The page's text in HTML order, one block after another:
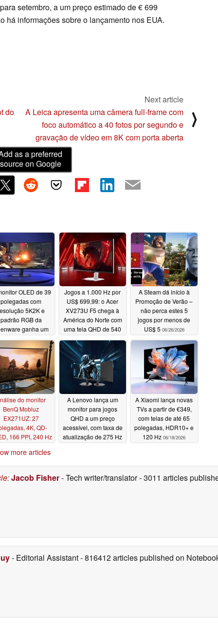
setembro, a um preço estimado de € 699
há informações sobre o lançamento nos EUA.
do
Next article
A Leica apresenta uma câmera full-frame com
foco automático a 40 fotos por segundo e
gravação de vídeo em 8K com porta aberta
⟩
as a preferred
source on Google
OLED de 39
polegadas com
5K2K e
padrão RGB da
ganha um
mais
com preços
diferentes
07/02/2026
Jogos a 1.000 Hz por
US$ 699,99: o Acer
XV273U F5 chega à
América do Norte com
uma tela QHD de 540
07/01/2026
A Steam dá início à
Promoção de Verão –
não perca estes 5
jogos por menos de
US$ 5 06/26/2026
do monitor
BenQ Mobiuz
EX271UZ: 27
4K, QD-
166 PPI, 240 Hz
06/20/2026
A Lenovo lança um
monitor para jogos
QHD a um preço
acessível, com taxa de
atualização de 275 Hz
A Xiaomi lança novas
TVs a partir de €349,
com telas de até 65
polegadas, HDR10+ e
120 Hz 06/18/2026
more articles
:Jacob Fisher- Tech writer/translator- 3011 articles
- Editorial Assistant- 816412 articles published on